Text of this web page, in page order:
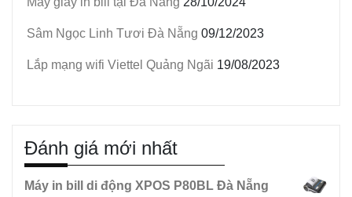
Sâm Ngọc Linh Tươi Đà Nẵng 09/12/2023
Lắp mạng wifi Viettel Quảng Ngãi 19/08/2023
Đánh giá mới nhất
Máy in bill di động XPOS P80BL Đà Nẵng